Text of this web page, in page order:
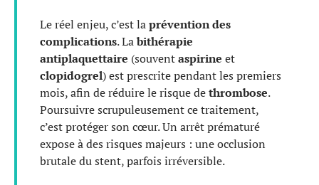
Le réel enjeu, c’est laprévention des
complications. Labithérapie
antiplaquettaire (souventaspirine et
clopidogrel) est prescrite pendant les premiers
mois, afin de réduire le risque dethrombose.
Poursuivre scrupuleusement ce traitement,
c’est protéger son cœur. Un arrêt prématuré
expose à des risques majeurs : une occlusion
brutale du stent, parfois irréversible.